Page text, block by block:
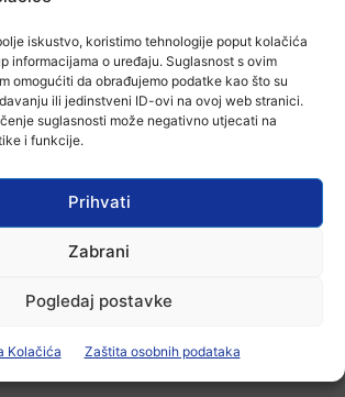
iskustvo, koristimo tehnologije poput kolačića
informacijama o uređaju. Suglasnost s ovim
omogućiti da obrađujemo podatke kao što su
ili jedinstveni ID-ovi na ovoj web stranici.
suglasnosti može negativno utjecati na
i funkcije.
Prihvati
Zabrani
Pogledaj postavke
Kolačića Zaštita osobnih podataka
Aktualno
Zbog niskog vodostaja otežana
plovidba na Dunavu
-Marketing-